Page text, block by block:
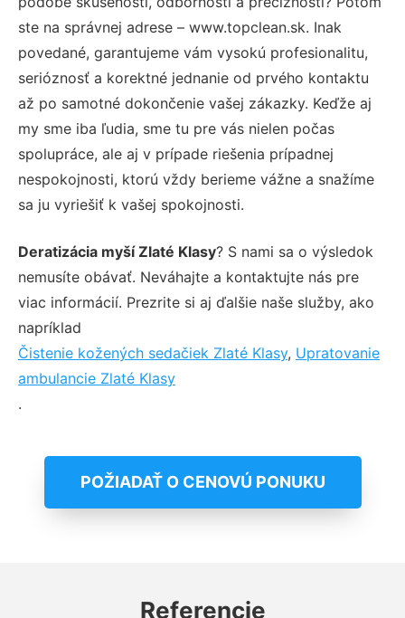
ste na správnej adrese – www.topclean.sk. Inak
povedané, garantujeme vám vysokú profesionalitu,
serióznosť a korektné jednanie od prvého kontaktu
až po samotné dokončenie vašej zákazky. Keďže aj
my sme iba ľudia, sme tu pre vás nielen počas
spolupráce, ale aj v prípade riešenia prípadnej
nespokojnosti, ktorú vždy berieme vážne a snažíme
sa ju vyriešiť k vašej spokojnosti.
Deratizácia myší Zlaté Klasy? S nami sa o výsledok
nemusíte obávať. Neváhajte a kontaktujte nás pre
viac informácií. Prezrite si aj ďalšie naše služby, ako
napríklad
Čistenie kožených sedačiek Zlaté Klasy, Upratovanie
ambulancie Zlaté Klasy
.
POŽIADAŤ O CENOVÚ PONUKU
Referencie